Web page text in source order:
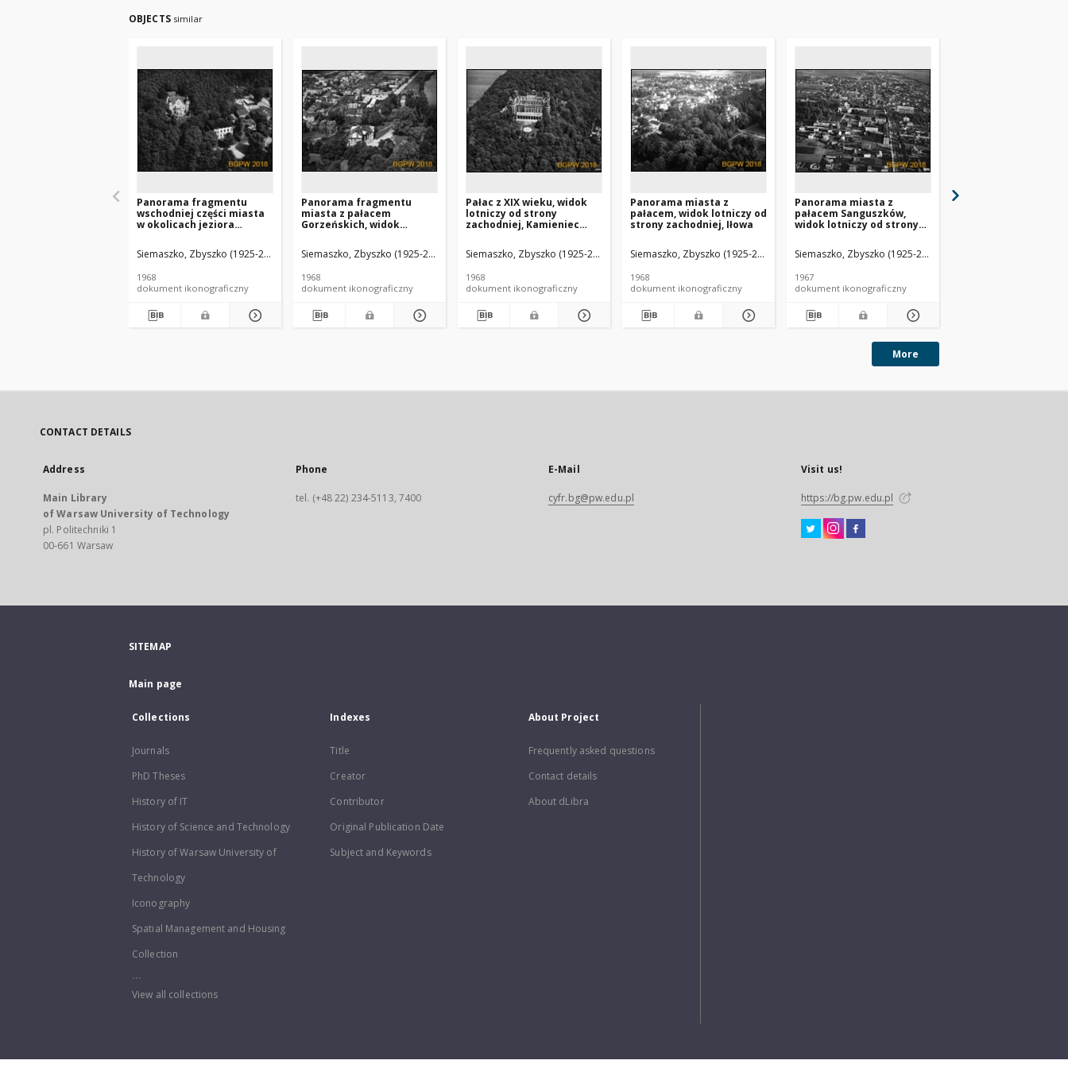
OBJECTS similar
Panorama fragmentu
wschodniej części miasta
w okolicach jeziora
Pałacykiem Cebulowym,
widok lotniczy, Barlinek
Siemaszko, Zbyszko (1925-2015).
1968
dokument ikonograficzny
Panorama fragmentu
miasta z pałacem
Gorzeńskich, widok
południowej, Dobrzyca
Siemaszko, Zbyszko (1925-2015).
1968
dokument ikonograficzny
Pałac z XIX wieku, widok
lotniczy od strony
zachodniej, Kamieniec
Siemaszko, Zbyszko (1925-2015).
1968
dokument ikonograficzny
Panorama miasta z
pałacem, widok lotniczy od
strony zachodniej, Iłowa
Siemaszko, Zbyszko (1925-2015).
1968
dokument ikonograficzny
Panorama miasta z
pałacem Sanguszków,
widok lotniczy od strony
kierunku kościoła św.
Anny, Lubartów
Siemaszko, Zbyszko (1925-2015).
1967
dokument ikonograficzny
More
CONTACT DETAILS
Address
Main Library
of Warsaw University of Technology
pl. Politechniki 1
00-661 Warsaw
Phone
tel. (+48 22) 234-5113, 7400
E-Mail
cyfr.bg@pw.edu.pl
Visit us!
https://bg.pw.edu.pl
SITEMAP
Main page
Collections
Journals
PhD Theses
History of IT
History of Science and Technology
History of Warsaw University of
Technology
Iconography
Spatial Management and Housing
Collection
...
View all collections
Indexes
Title
Creator
Contributor
Original Publication Date
Subject and Keywords
About Project
Frequently asked questions
Contact details
About dLibra